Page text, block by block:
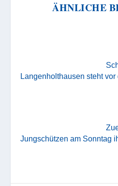
ÄHNLICHE
Langenholthausen steht vor
Jungschützen am Sonntag